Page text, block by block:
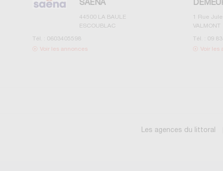
SAËNA
44500 LA BAULE
ESCOUBLAC
Tél. : 0603405598
Voir les annonces
1 Rue
VALMONT
Tél. : 09 83
Voir les
Les agences du littoral